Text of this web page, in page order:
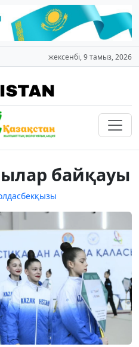
жексенбі, 9 тамыз, 2026
байқауы